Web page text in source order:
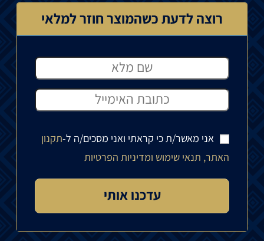
רוצה לדעת כשהמוצר חוזר למלאי
אני מאשר/ת כי קראתי ואני מסכים/ה ל-תקנון
האתר, תנאי שימוש ומדיניות הפרטיות